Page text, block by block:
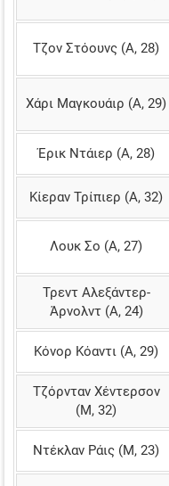
Τζον Στόουνς (Α, 28)
Χάρι Μαγκουάιρ (Α, 29)
Έρικ Ντάιερ (Α, 28)
Κίεραν Τρίπιερ (Α, 32)
Λουκ Σο (Α, 27)
Τρεντ Αλεξάντερ-
Άρνολντ (Α, 24)
Κόνορ Κόαντι (Α, 29)
Τζόρνταν Χέντερσον
(Μ, 32)
Ντέκλαν Ράις (Μ, 23)